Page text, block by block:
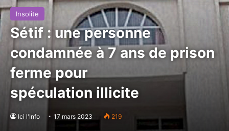
Insolite
Sétif : une personne
condamnée à 7 ans de prison
ferme pour
spéculation illicite
Ici l'Info 17 mars 2023 219